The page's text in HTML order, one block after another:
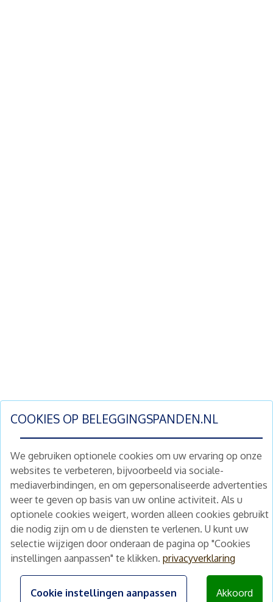
COOKIES OP BELEGGINGSPANDEN.NL
We gebruiken optionele cookies om uw ervaring op onze
websites te verbeteren, bijvoorbeeld via sociale-
mediaverbindingen, en om gepersonaliseerde advertenties
weer te geven op basis van uw online activiteit. Als u
optionele cookies weigert, worden alleen cookies gebruikt
die nodig zijn om u de diensten te verlenen. U kunt uw
selectie wijzigen door onderaan de pagina op "Cookies
instellingen aanpassen" te klikken. privacyverklaring
Cookie instellingen aanpassen Akkoord
Schrijf je nu in en ontvang wekelijks ons
nieuwe aanbod vastgoedbeleggingen.
Nieuwsbrief Abonneren
Home
Te koop
Nieuws
Schimmelstraat 5H
1053 TA Amsterdam
+31 (0) 30 225 31 12